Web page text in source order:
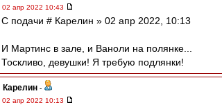
02 апр 2022 10:43
С подачи # Карелин » 02 апр 2022, 10:13
И Мартинс в зале, и Ваноли на полянке...
Тоскливо, девушки! Я требую подлянки!
Карелин -
02 апр 2022 10:13